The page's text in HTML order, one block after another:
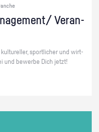
Ver­an­
kul­tu­rel­ler, sport­li­cher und wirt­
und be­wer­be Dich jetzt!